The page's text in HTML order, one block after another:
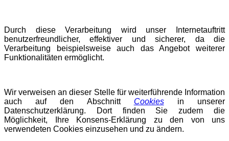
Durch diese Verarbeitung wird unser Internetauftritt
benutzerfreundlicher, effektiver und sicherer, da die
Verarbeitung beispielsweise auch das Angebot weiterer
Funktionalitäten ermöglicht.
Wir verweisen an dieser Stelle für weiterführende Information
auch auf den Abschnitt Cookiesin unserer
Datenschutzerklärung. Dort finden Sie zudem die
Möglichkeit, Ihre Konsens-Erklärung zu den von uns
verwendeten Cookies einzusehen und zu ändern.